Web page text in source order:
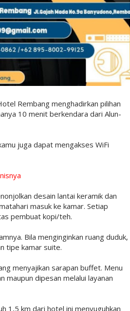
Rembang menghadirkan pilihan
10 menit berkendara dari Alun-
juga dapat mengakses WiFi
desain lantai keramik dan
masuk ke kamar. Setiap
pembuat kopi/teh.
Bila menginginkan ruang duduk,
tipe kamar suite.
menyajikan sarapan buffet. Menu
maupun dipesan melalui layanan
1,5 km dari hotel ini menyuguhkan